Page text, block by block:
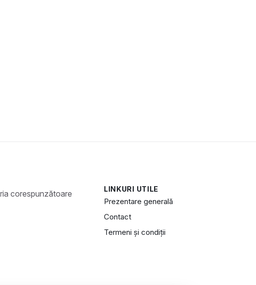
LINKURI UTILE
Prezentare generală
Contact
Termeni și condiții